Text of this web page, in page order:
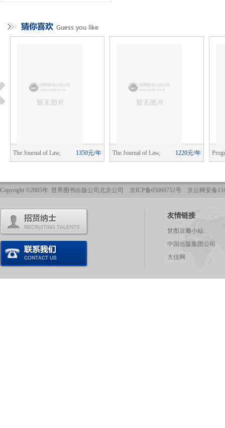
1350元/年
The Journal of Law, 1220元/年
The Journal of Law,
Copyright ©2005年 世界图书出版公司北京公司 京ICP备05069752号 京公网安备
友情链接
世图豆瓣小站
中国出版集团公司
大佳网